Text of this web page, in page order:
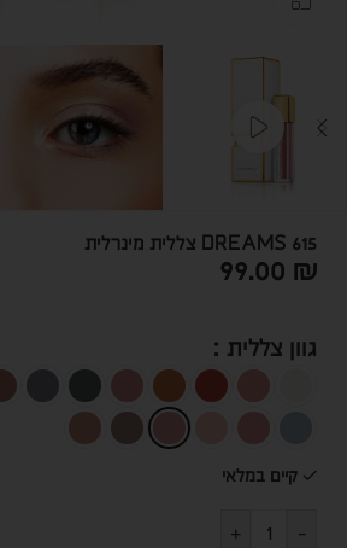
DREAMS 615 צללית מינרלית
99.00 ₪
גוון צללית
קיים במלאי
-
+